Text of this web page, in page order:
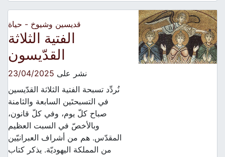
قديسين وشيوخ - حياة
الفتية الثلاثة
القدّيسون
نشر على23/04/2025
نُردِّد تسبحة الفتية الثلاثة القدّيسين
في التسبحتَين السابعة والثامنة
صباح كلّ يوم، وفي كلّ قانون،
وبالأخصّ في السبت العظيم
المقدّس. هم من أشراف العبرانيّين
من المملكة اليهوديّة. يذكر كتاب